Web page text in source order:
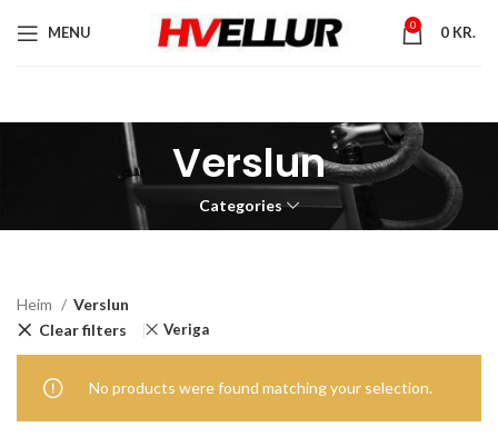
MENU 0 0 KR.
Verslun
Categories
Heim
Verslun
Clear filters
Veriga
No products were found matching your selection.